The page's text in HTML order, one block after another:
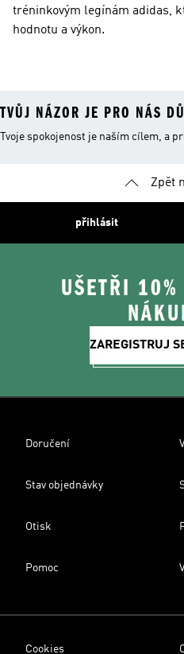
tréninkovým legínám adidas,
hodnotu a výkon.
TVŮJ NÁZOR JE PRO NÁS
Tvoje spokojenost je naším cílem, a
Zpět
přihlásit
UŠETŘI
ZAREGISTRUJ
Doručení
Stav objednávky
Otisk
Pomoc
Cookies